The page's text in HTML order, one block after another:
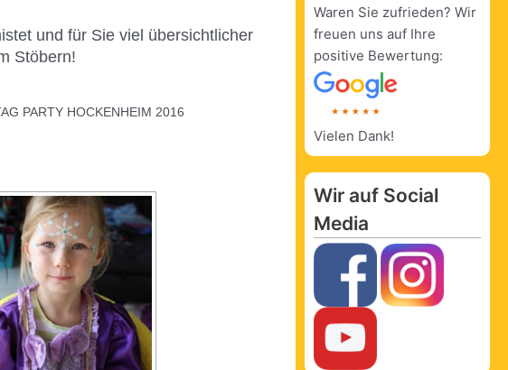
und für Sie viel übersichtlicher
Stöbern!
PARTY HOCKENHEIM 2016
Waren Sie zufrieden? Wir
freuen uns auf Ihre
positive Bewertung:
Vielen Dank!
Wir auf Social
Media